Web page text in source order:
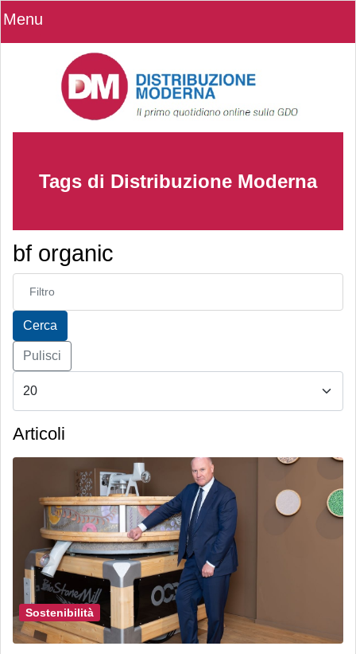
Menu
Tags di Distribuzione Moderna
bf organic
Inserisci parte del titolo
Cerca
Pulisci
Articoli
Sostenibilità